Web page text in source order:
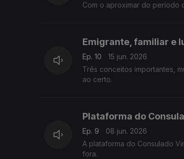
Com o aproximar do período
Emigrante, familiar e
Ep. 10
15 jun. 2026
Três conceitos importantes,
ao certo.
Plataforma do
Ep. 9
08 jun. 2026
A plataforma do Consulado
fora.